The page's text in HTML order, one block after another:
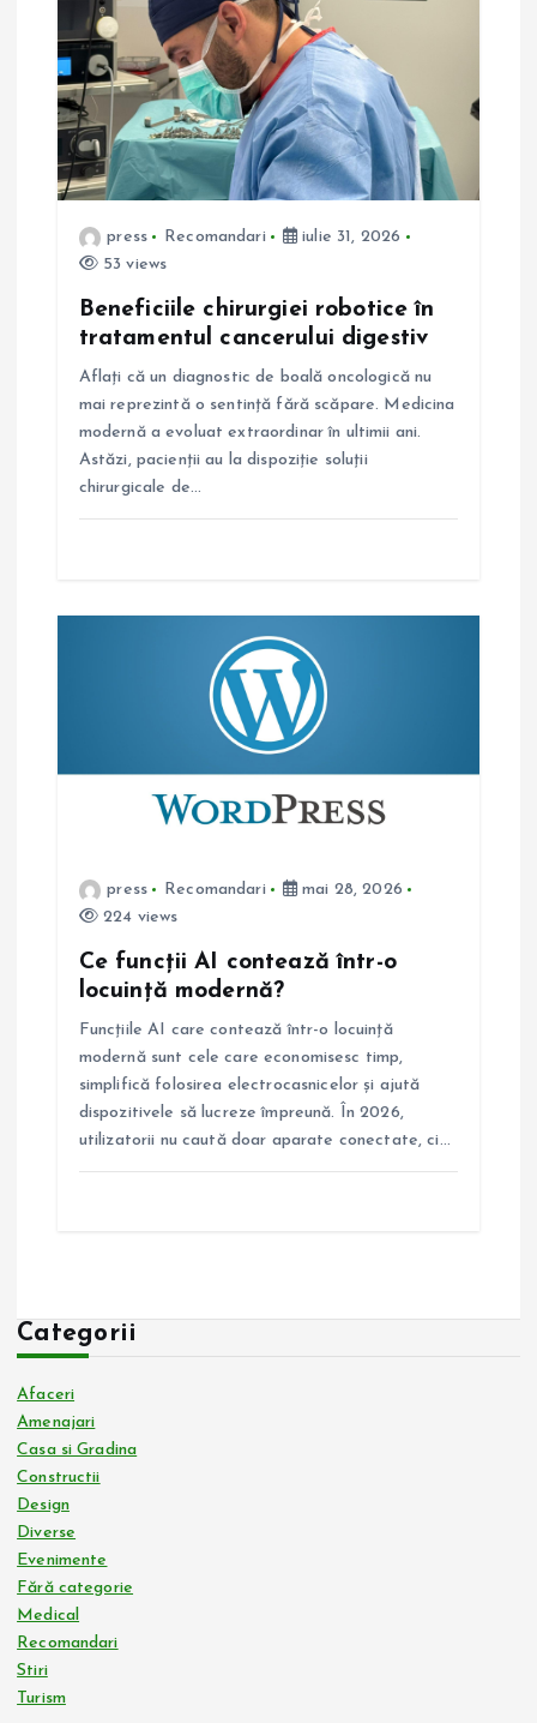
n
a
r
t
press Recomandari
iulie 31, 2026
53 views
Beneficiile chirurgiei robotice în
tratamentul cancerului digestiv
Aflați că un diagnostic de boală oncologică nu
mai reprezintă o sentință fără scăpare. Medicina
modernă a evoluat extraordinar în ultimii ani.
Astăzi, pacienții au la dispoziție soluții
chirurgicale de…
press Recomandari
mai 28, 2026
224 views
Ce funcții AI contează într-o
locuință modernă?
Funcțiile AI care contează într-o locuință
modernă sunt cele care economisesc timp,
simplifică folosirea electrocasnicelor și ajută
dispozitivele să lucreze împreună. În 2026,
utilizatorii nu caută doar aparate conectate, ci…
Categorii
Afaceri
Amenajari
Casa si Gradina
Constructii
Design
Diverse
Evenimente
Fără categorie
Medical
Recomandari
Stiri
Turism